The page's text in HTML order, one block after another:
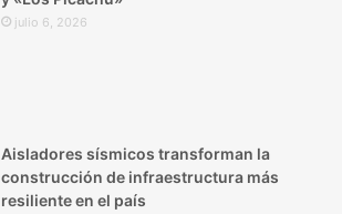
julio 6, 2026
Aisladores sísmicos transforman la
construcción de infraestructura más
resiliente en el país